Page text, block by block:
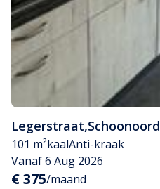
Legerstraat,Schoonoord
101 m²kaalAnti-kraak
Vanaf 6 Aug 2026
€ 375/maand